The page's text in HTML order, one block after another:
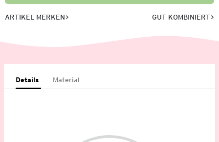
ARTIKEL MERKEN GUT KOMBINIERT
Details Material